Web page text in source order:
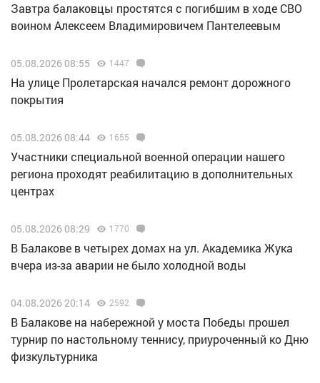
Завтра балаковцы простятся с погибшим в ходе СВО
воином Алексеем Владимировичем Пантелеевым
05.08.2026 08:55 1447
На улице Пролетарская начался ремонт дорожного
покрытия
05.08.2026 08:44 1655
Участники специальной военной операции нашего
региона проходят реабилитацию в дополнительных
центрах
05.08.2026 08:29 1770
В Балакове в четырех домах на ул. Академика Жука
вчера из-за аварии не было холодной воды
04.08.2026 20:14 2592
В Балакове на набережной у моста Победы прошел
турнир по настольному теннису, приуроченный ко Дню
физкультурника